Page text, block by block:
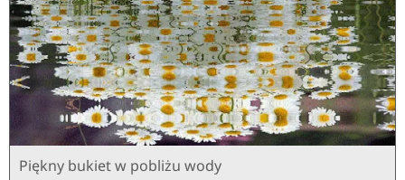
Piękny bukiet w pobliżu wody